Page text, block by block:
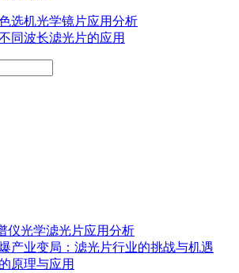
选机光学镜片应用分析
同波长滤光片的应用
仪光学滤光片应用分析
产业变局：滤光片行业的挑战与机遇
原理与应用